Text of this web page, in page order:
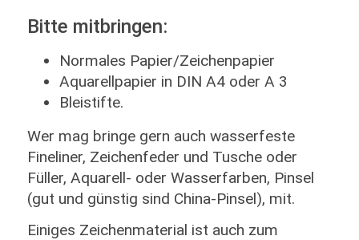
Bitte mitbringen:
Normales Papier/Zeichenpapier
Aquarellpapier in DIN A4 oder A 3
Bleistifte.
Wer mag bringe gern auch wasserfeste
Fineliner, Zeichenfeder und Tusche oder
Füller, Aquarell- oder Wasserfarben, Pinsel
(gut und günstig sind China-Pinsel), mit.
Einiges Zeichenmaterial ist auch zum